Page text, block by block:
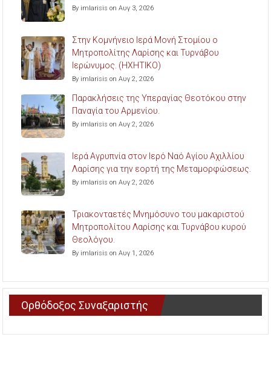
By imlarisis on Αυγ 3, 2026
Στην Κομνήνειο Ιερά Μονή Στομίου ο
Μητροπολίτης Λαρίσης και Τυρνάβου
Ιερώνυμος. (ΗΧΗΤΙΚΟ)
By imlarisis on Αυγ 2, 2026
Παρακλήσεις της Υπεραγίας Θεοτόκου στην
Παναγία του Αρμενίου.
By imlarisis on Αυγ 2, 2026
Ιερά Αγρυπνία στον Ιερό Ναό Αγίου Αχιλλίου
Λαρίσης για την εορτή της Μεταμορφώσεως.
By imlarisis on Αυγ 2, 2026
Τριακονταετές Μνημόσυνο του μακαριστού
Μητροπολίτου Λαρίσης και Τυρνάβου κυρού
Θεολόγου.
By imlarisis on Αυγ 1, 2026
Ορθόδοξος Συναξαριστής